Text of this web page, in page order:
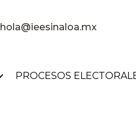
hola@ieesinaloa.mx
PROCESOS